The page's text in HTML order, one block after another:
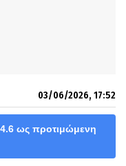
03/06/2026, 17:52
ως προτιμώμενη